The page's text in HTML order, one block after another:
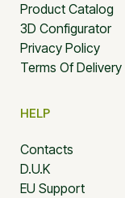
Product Catalog
3D Configurator
Privacy Policy
Terms Of Delivery
HELP
Contacts
D.U.K
EU Support